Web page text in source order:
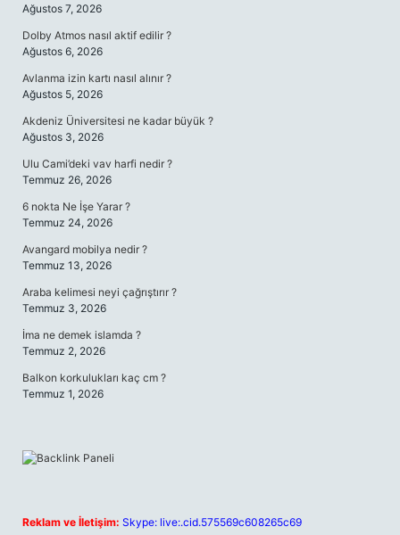
Ağustos 7, 2026
Dolby Atmos nasıl aktif edilir ?
Ağustos 6, 2026
Avlanma izin kartı nasıl alınır ?
Ağustos 5, 2026
Akdeniz Üniversitesi ne kadar büyük ?
Ağustos 3, 2026
Ulu Cami’deki vav harfi nedir ?
Temmuz 26, 2026
6 nokta Ne İşe Yarar ?
Temmuz 24, 2026
Avangard mobilya nedir ?
Temmuz 13, 2026
Araba kelimesi neyi çağrıştırır ?
Temmuz 3, 2026
İma ne demek islamda ?
Temmuz 2, 2026
Balkon korkulukları kaç cm ?
Temmuz 1, 2026
Reklam ve İletişim: Skype: live:.cid.575569c608265c69